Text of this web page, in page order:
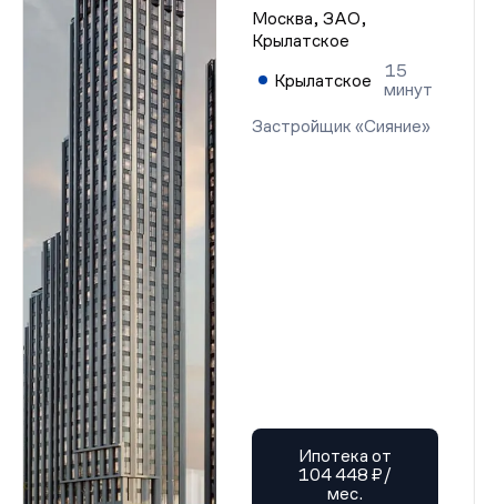
Москва, ЗАО,
Крылатское
Крылатское
15
минут
Застройщик «Сияние»
Ипотека от
104 448 ₽/
мес.